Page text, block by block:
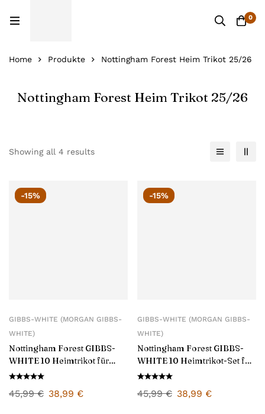
0
Home Produkte Nottingham Forest Heim Trikot 25/26
Nottingham Forest Heim Trikot 25/26
Showing all 4 results
-15%
GIBBS-WHITE (MORGAN GIBBS-
WHITE)
Nottingham Forest GIBBS-
WHITE 10 Heimtrikot für
Herren 2025/26
45,99€ 38,99 €
-15%
GIBBS-WHITE (MORGAN GIBBS-
WHITE)
Nottingham Forest GIBBS-
WHITE 10 Heimtrikot-Set für
Kinder 2025/26
45,99€ 38,99 €